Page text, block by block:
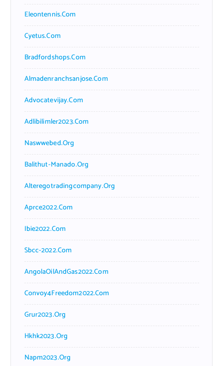
Eleontennis.com
Cyetus.com
Bradfordshops.com
Almadenranchsanjose.com
Advocatevijay.com
Adlibilimler2023.com
Naswwebed.org
Balithut-Manado.org
Alteregotradingcompany.org
Aprce2022.com
Ibie2022.com
Sbcc-2022.com
AngolaOilAndGas2022.com
Convoy4Freedom2022.com
Grur2023.org
Hkhk2023.org
Napm2023.org